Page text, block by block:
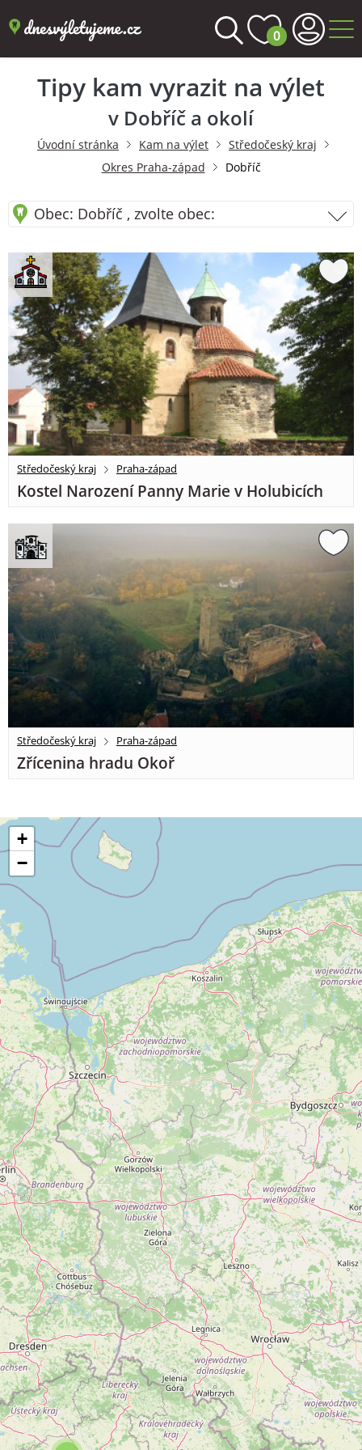
0
Tipy kam vyrazit na výlet
v Dobříč a okolí
Úvodní stránka Kam na výlet
Středočeský kraj
Okres Praha-západ
Dobříč
Obec: Dobříč , zvolte obec:
Středočeský kraj Praha-západ
Kostel Narození Panny Marie v Holubicích
Středočeský kraj Praha-západ
Zřícenina hradu Okoř
+
−